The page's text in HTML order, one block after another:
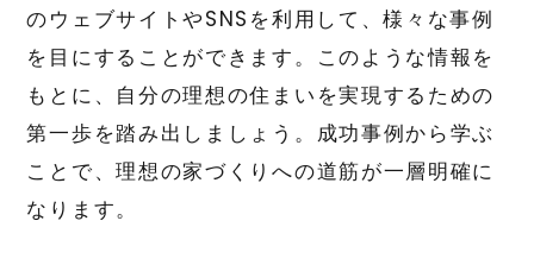
のウェブサイトやSNSを利用して、様々な事例
を目にすることができます。このような情報を
もとに、自分の理想の住まいを実現するための
第一歩を踏み出しましょう。成功事例から学ぶ
ことで、理想の家づくりへの道筋が一層明確に
なります。